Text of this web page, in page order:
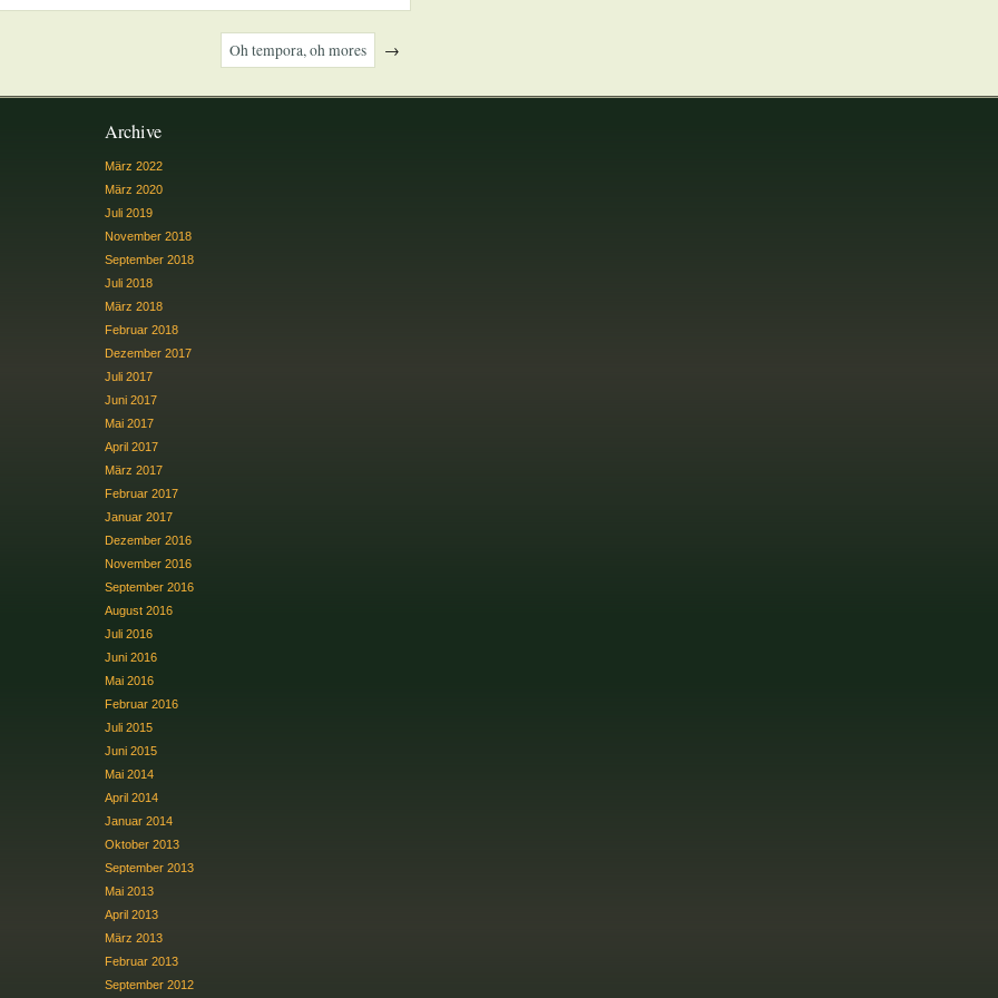
Oh tempora, oh mores →
Archive
März 2022
März 2020
Juli 2019
November 2018
September 2018
Juli 2018
März 2018
Februar 2018
Dezember 2017
Juli 2017
Juni 2017
Mai 2017
April 2017
März 2017
Februar 2017
Januar 2017
Dezember 2016
November 2016
September 2016
August 2016
Juli 2016
Juni 2016
Mai 2016
Februar 2016
Juli 2015
Juni 2015
Mai 2014
April 2014
Januar 2014
Oktober 2013
September 2013
Mai 2013
April 2013
März 2013
Februar 2013
September 2012